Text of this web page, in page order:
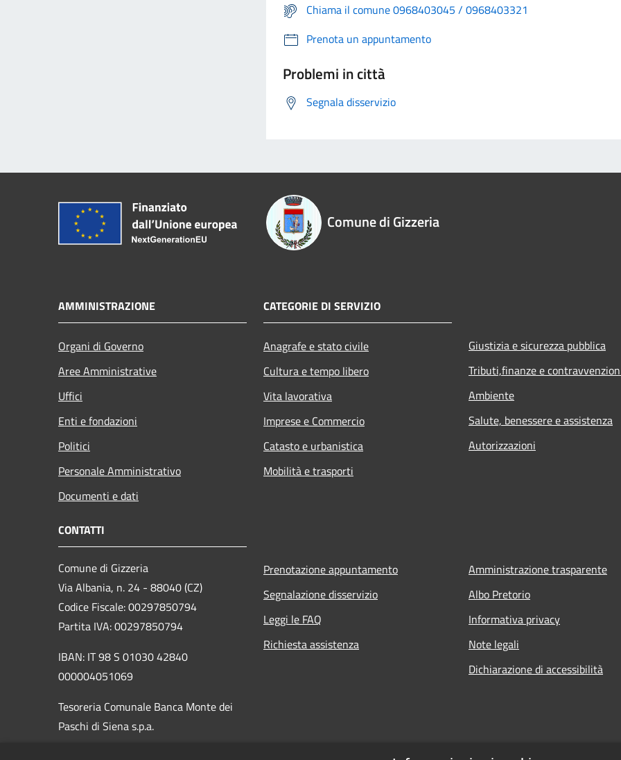
Chiama il comune 0968403045 / 0968403321
Prenota un appuntamento
Problemi in città
Segnala disservizio
Comune di Gizzeria
AMMINISTRAZIONE
Organi di Governo
Aree Amministrative
Uffici
Enti e fondazioni
Politici
Personale Amministrativo
Documenti e dati
CATEGORIE DI SERVIZIO
Anagrafe e stato civile
Cultura e tempo libero
Vita lavorativa
Imprese e Commercio
Catasto e urbanistica
Mobilità e trasporti
Giustizia e sicurezza pubblica
Tributi,finanze e
Ambiente
Salute, benessere e assistenza
Autorizzazioni
CONTATTI
Comune di Gizzeria
Via Albania, n. 24 - 88040 (CZ)
Codice Fiscale: 00297850794
Partita IVA: 00297850794
IBAN: IT 98 S 01030 42840
000004051069
Tesoreria Comunale Banca Monte dei
Paschi di Siena s.p.a.
Prenotazione appuntamento
Segnalazione disservizio
Leggi le FAQ
Richiesta assistenza
Amministrazione trasparente
Albo Pretorio
Informativa privacy
Note legali
Dichiarazione di accessibilità